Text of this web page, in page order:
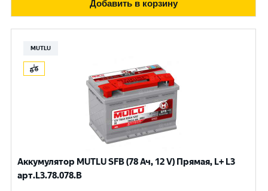
Добавить в корзину
MUTLU
Аккумулятор MUTLU SFB (78 Ач, 12 V) Прямая, L+ L3
арт.L3.78.078.B